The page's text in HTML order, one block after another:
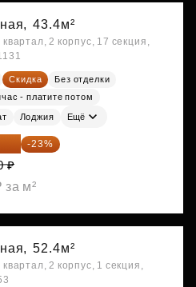
43.4м²
2 корпус, 17 секция,
Скидка
Без отделки
- платите потом
Лоджия Ещё
₽ -23%
₽
за м²
52.4м²
2 корпус, 1 секция,